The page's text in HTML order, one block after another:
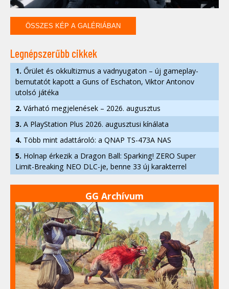
ÖSSZES KÉP A GALÉRIÁBAN
Legnépszerűbb cikkek
1. Őrület és okkultizmus a vadnyugaton – új gameplay-
bemutatót kapott a Guns of Eschaton, Viktor Antonov
utolsó játéka
2. Várható megjelenések – 2026. augusztus
3. A PlayStation Plus 2026. augusztusi kínálata
4. Több mint adattároló: a QNAP TS-473A NAS
5. Holnap érkezik a Dragon Ball: Sparking! ZERO Super
Limit-Breaking NEO DLC-je, benne 33 új karakterrel
GG Archívum